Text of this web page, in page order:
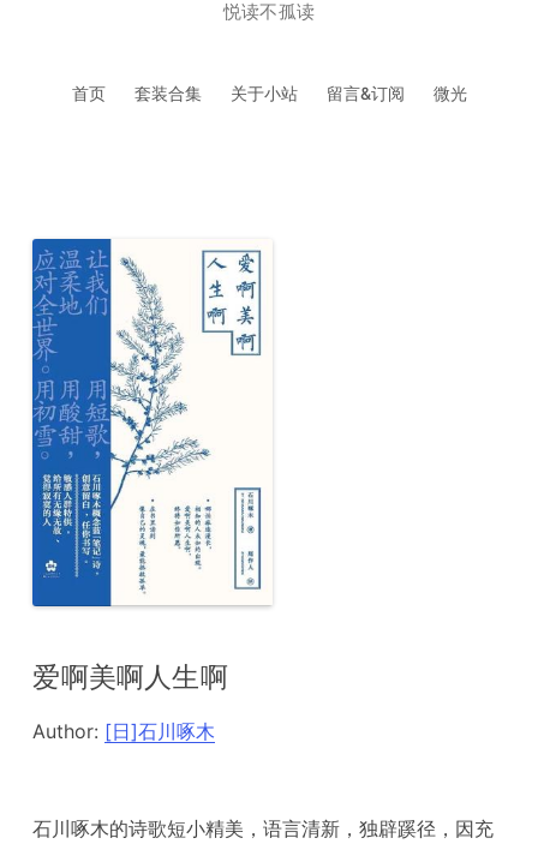
悦读不孤读
首页 套装合集 关于小站 留言&订阅 微光
爱啊美啊人生啊
Author: [日]石川啄木
石川啄木的诗歌短小精美，语言清新，独辟蹊径，因充